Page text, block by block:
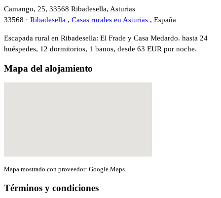
Camango, 25, 33568 Ribadesella, Asturias
33568 · Ribadesella , Casas rurales en Asturias , España
Escapada rural en Ribadesella: El Frade y Casa Medardo. hasta 24
huéspedes, 12 dormitorios, 1 banos, desde 63 EUR por noche.
Mapa del alojamiento
Mapa mostrado con proveedor: Google Maps.
Términos y condiciones